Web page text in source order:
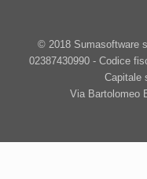
© 2018 Sumasoftware
02387430990 - Codice
Capitale
Via Bartolomeo